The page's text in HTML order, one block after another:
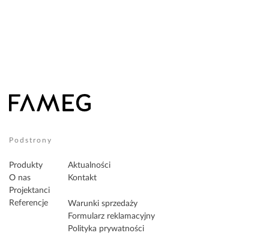
Podstrony
Produkty
O nas
Projektanci
Referencje
Aktualności
Kontakt
Warunki sprzedaży
Formularz reklamacyjny
Polityka prywatności